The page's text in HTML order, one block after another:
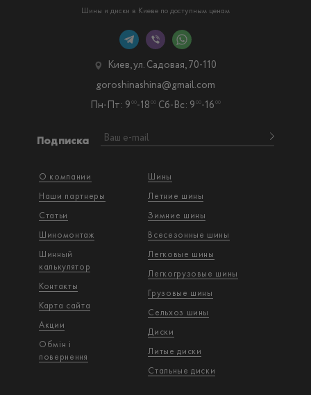
Шины и диски в Киеве по доступным ценам
О компании
Наши партнеры
Статьи
Шиномонтаж
Шинный
калькулятор
Контакты
Карта сайта
Акции
Обмін і
повернення
Шины
Летние шины
Зимние шины
Всесезонные шины
Легковые шины
Легкогрузовые шины
Грузовые шины
Сельхоз шины
Диски
Литые диски
Стальные диски
Подписка
Киев, ул. Садовая, 70-110
Пн-Пт: 9 00-18 00 Сб-Вс: 9 00-16 00
goroshinashina@gmail.com